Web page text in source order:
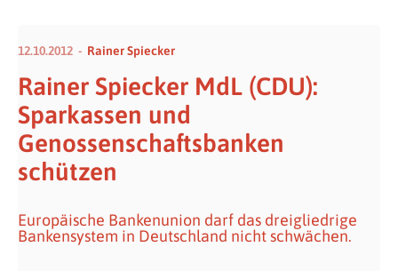
12.10.2012 Rainer Spiecker
Rainer Spiecker MdL (CDU):
Sparkassen und
Genossenschaftsbanken
schützen
Europäische Bankenunion darf das dreigliedrige
Bankensystem in Deutschland nicht schwächen.